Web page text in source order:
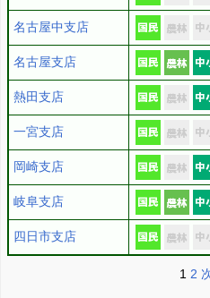
名古屋中支店
名古屋支店
熱田支店
一宮支店
岡崎支店
岐阜支店
四日市支店
1 2